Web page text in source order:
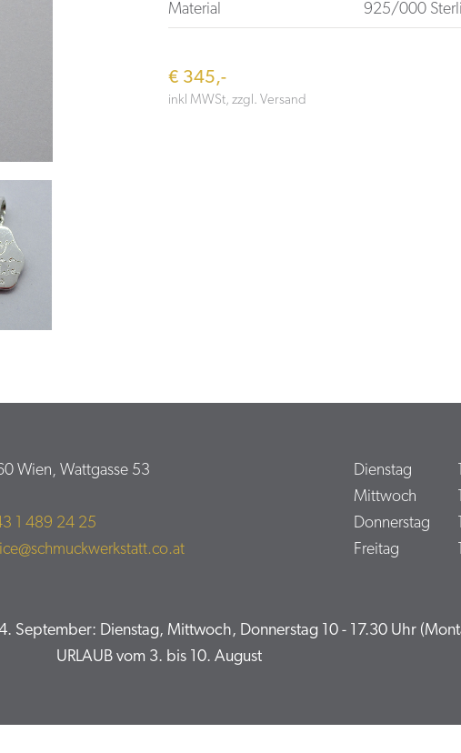
Material 925/000
€ 345,-
inkl MWSt, zzgl. Versand
Wien, Wattgasse 53
1 489 24 25
Dienstag
Mittwoch
Donnerstag
Freitag
September: Dienstag, Mittwoch, Donnerstag 10 - 17.30 Uhr
URLAUB vom 3. bis 10. August